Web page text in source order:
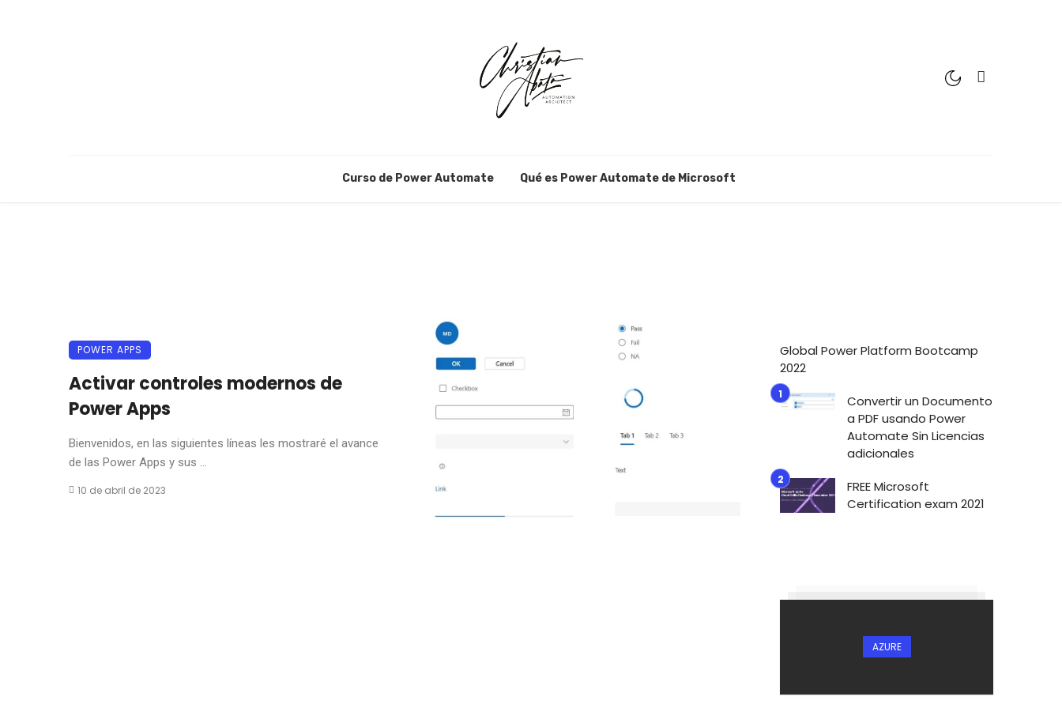
Curso de Power Automate Qué es Power Automate de Microsoft
POWER APPS
Activar controles modernos de
Power Apps
Bienvenidos, en las siguientes líneas les mostraré el avance
de las Power Apps y sus ...
10 de abril de 2023
Global Power Platform Bootcamp
2022
Convertir un Documento
a PDF usando Power
Automate Sin Licencias
adicionales
FREE Microsoft
Certification exam 2021
AZURE